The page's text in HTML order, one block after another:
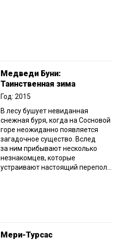
Медведи Буни:
Таинственная зима
Год: 2015
В лесу бушует невиданная
снежная буря, когда на Сосновой
горе неожиданно появляется
загадочное существо. Вслед
за ним прибывают несколько
незнакомцев, которые
устраивают настоящий перепол...
Мери-Турсас